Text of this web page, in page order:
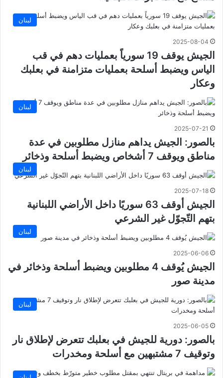
لبنان
2025-08-04
الجيش يوقف 19 سورياً بعمليات دهم في قب
الياس ويضبط أسلحة بعمليات متزامنة في بعلبك
وعكار
لبنان
2025-07-21
بالصور: الجيش يداهم منازل مطلوبين في عدة
مناطق ويوقف 7 أشخاص ويضبط أسلحة وذخائر
لبنان
2025-07-18
الجيش أوقف 63 سوريًا داخل الأراضي اللبنانية
بتهم التّجوّل غير الشرعي
لبنان
2025-06-06
الجيش يُوقف 4 مطلوبين ويضبط أسلحة وذخائر في
مدينة صور
لبنان
2025-06-05
بالصور: دورية للجيش في بعلبك تتعرض لإطلاق نار
وتوقيف 7 مشتبهين مع أسلحة ومخدرات